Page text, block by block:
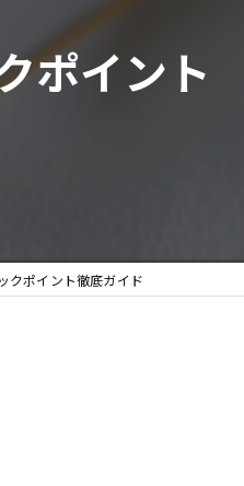
ポイント
クポイント徹底ガイド